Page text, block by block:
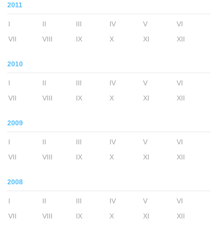
2011
I II III IV V
VI
VII
VIII IX X XI XII
2010
I II III IV V
VI
VII
VIII IX X XI XII
2009
I II III IV V
VI
VII
VIII IX X XI XII
2008
I II III IV V
VI
VII
VIII IX X XI XII